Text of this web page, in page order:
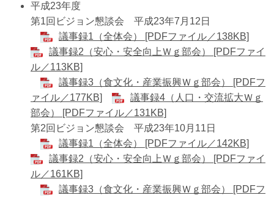
平成23年度
第1回ビジョン懇談会 平成23年7月12日
議事録1（全体会） [PDFファイル／138KB]
議事録2（安心・安全向上Ｗｇ部会） [PDFファイ
ル／113KB]
議事録3（食文化・産業振興Ｗｇ部会） [PDFフ
ァイル／177KB]
議事録4（人口・交流拡大Ｗｇ
部会） [PDFファイル／131KB]
第2回ビジョン懇談会 平成23年10月11日
議事録1（全体会） [PDFファイル／142KB]
議事録2（安心・安全向上Ｗｇ部会） [PDFファイ
ル／161KB]
議事録3（食文化・産業振興Ｗｇ部会） [PDFフ